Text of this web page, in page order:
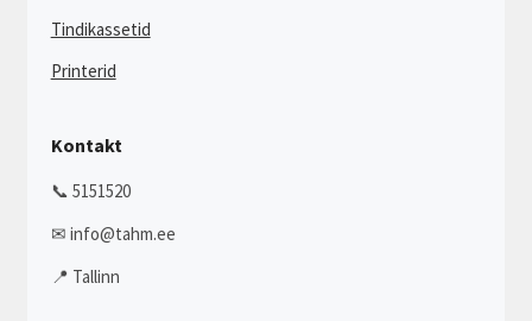
Tindikassetid
Printerid
Kontakt
📞 5151520
✉ info@tahm.ee
📍 Tallinn